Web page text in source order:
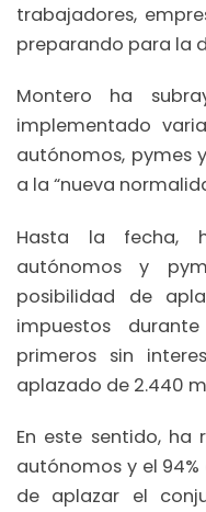
trabajadores,
preparando para la
Montero ha
implementado
autónomos, pymes
a la “nueva
Hasta la fecha,
autónomos y
posibilidad de
impuestos
primeros sin
aplazado de 2.440
En este sentido, ha
autónomos y el
de aplazar el